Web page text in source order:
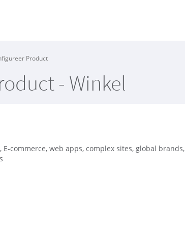
Product
- Winkel
commerce, web apps, complex sites, global brands,